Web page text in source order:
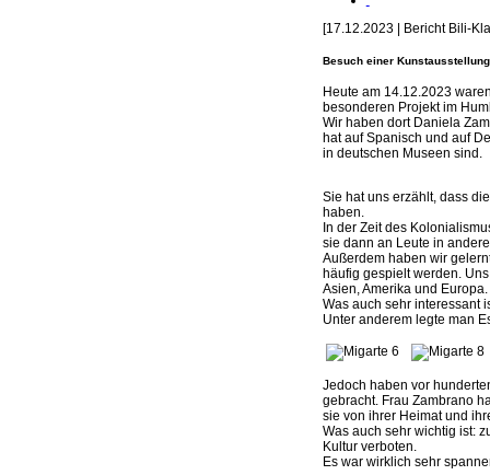
[17.12.2023 | Bericht Bili-
Besuch einer
Heute am 14.12.2023
besonderen Projekt im
Wir haben dort Daniela
hat auf Spanisch und auf
in deutschen Museen sind.
Sie hat uns erzählt, dass
haben.
In der Zeit des
sie dann an Leute in
Außerdem haben wir
häufig gespielt werden.
Asien, Amerika und Europa.
Was auch sehr interessant
Unter anderem legte man
Jedoch haben vor
gebracht.Frau Zambrano
sie von ihrer Heimat und
Was auch sehr wichtig ist:
Kultur verboten.
Es war wirklich sehr